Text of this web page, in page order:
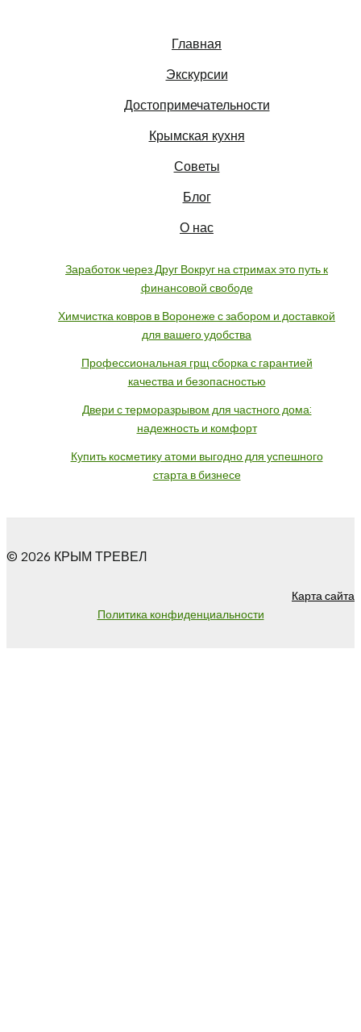
Главная
Экскурсии
Достопримечательности
Крымская кухня
Советы
Блог
О нас
Заработок через Друг Вокруг на стримах это путь к
финансовой свободе
Химчистка ковров в Воронеже с забором и доставкой
для вашего удобства
Профессиональная грщ сборка с гарантией
качества и безопасностью
Двери с терморазрывом для частного дома:
надежность и комфорт
Купить косметику атоми выгодно для успешного
старта в бизнесе
© 2026 КРЫМ ТРЕВЕЛ
Карта сайта
Политика конфиденциальности